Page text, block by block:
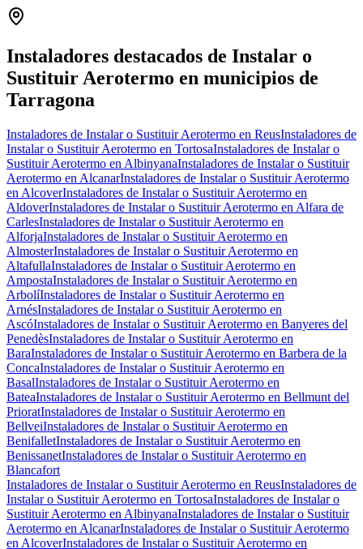
−
Instaladores destacados de Instalar o
Sustituir Aerotermo en municipios de
Tarragona
Instaladores de Instalar o Sustituir Aerotermo en ReusInstaladores de
Instalar o Sustituir Aerotermo en TortosaInstaladores de Instalar o
Sustituir Aerotermo en AlbinyanaInstaladores de Instalar o Sustituir
Aerotermo en AlcanarInstaladores de Instalar o Sustituir Aerotermo
en AlcoverInstaladores de Instalar o Sustituir Aerotermo en
AldoverInstaladores de Instalar o Sustituir Aerotermo en Alfara de
CarlesInstaladores de Instalar o Sustituir Aerotermo en
AlforjaInstaladores de Instalar o Sustituir Aerotermo en
AlmosterInstaladores de Instalar o Sustituir Aerotermo en
AltafullaInstaladores de Instalar o Sustituir Aerotermo en
AmpostaInstaladores de Instalar o Sustituir Aerotermo en
ArbolíInstaladores de Instalar o Sustituir Aerotermo en
ArnésInstaladores de Instalar o Sustituir Aerotermo en
AscóInstaladores de Instalar o Sustituir Aerotermo en Banyeres del
PenedèsInstaladores de Instalar o Sustituir Aerotermo en
BaraInstaladores de Instalar o Sustituir Aerotermo en Barbera de la
ConcaInstaladores de Instalar o Sustituir Aerotermo en
BasalInstaladores de Instalar o Sustituir Aerotermo en
BateaInstaladores de Instalar o Sustituir Aerotermo en Bellmunt del
PrioratInstaladores de Instalar o Sustituir Aerotermo en
BellveiInstaladores de Instalar o Sustituir Aerotermo en
BenifalletInstaladores de Instalar o Sustituir Aerotermo en
BenissanetInstaladores de Instalar o Sustituir Aerotermo en
Blancafort
Instaladores de Instalar o Sustituir Aerotermo en ReusInstaladores de
Instalar o Sustituir Aerotermo en TortosaInstaladores de Instalar o
Sustituir Aerotermo en AlbinyanaInstaladores de Instalar o Sustituir
Aerotermo en AlcanarInstaladores de Instalar o Sustituir Aerotermo
en AlcoverInstaladores de Instalar o Sustituir Aerotermo en